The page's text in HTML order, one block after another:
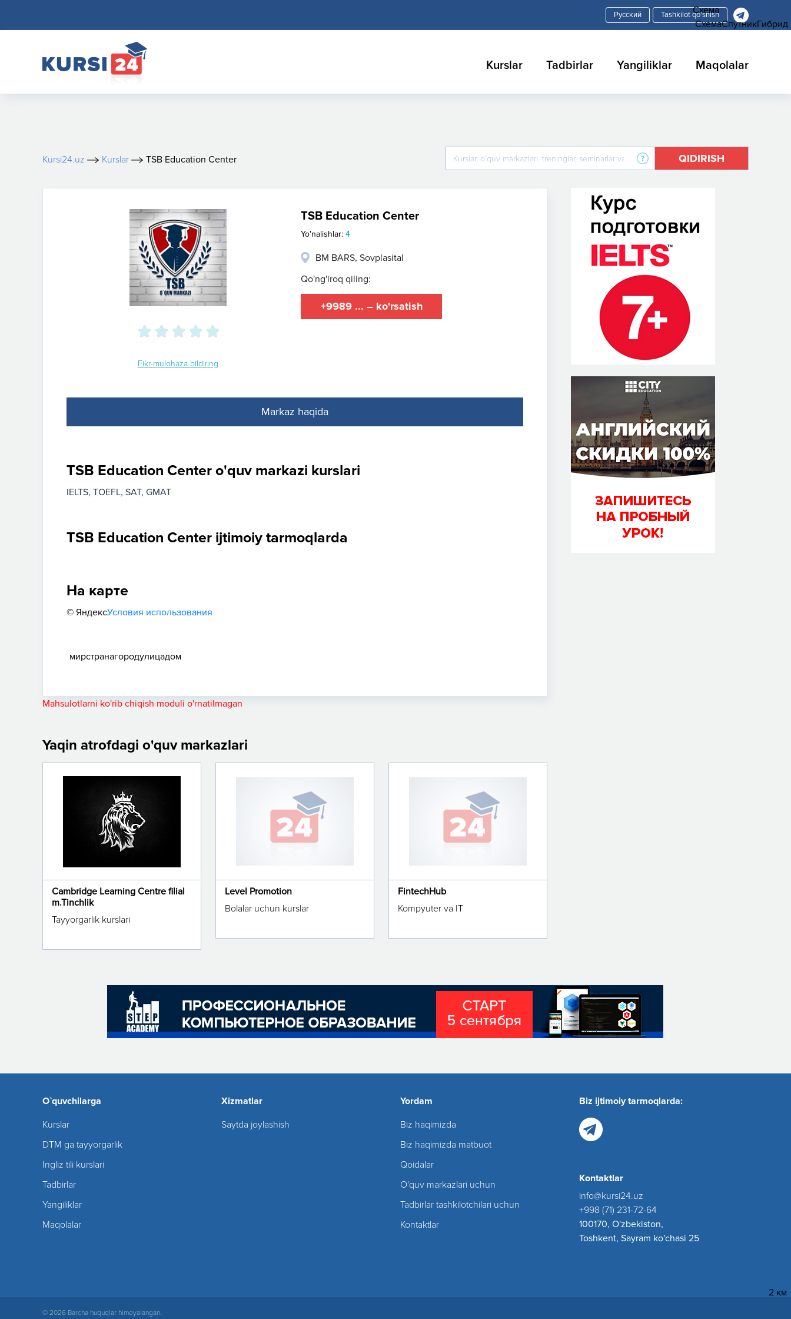
Tashkilot qo'shish
Kurslar Tadbirlar Yangiliklar Maqolalar
Kursi24.uz Kurslar TSB Education Center QIDIRISH
Fikr-mulohaza bildiring
TSB Education Center
Yo'nalishlar: 4
BM BARS, Sovplasital
Qo'ng'iroq qiling:
+9989 ... – ko'rsatish
Markaz haqida
TSB Education Center o'quv markazi kurslari
IELTS TOEFL SAT GMAT
TSB Education Center ijtimoiy tarmoqlarda
На карте
© ЯндексУсловия использования
Схема
СхемаСпутникГибрид
мирстранагородулицадом
2 км
Mahsulotlarni ko'rib chiqish moduli o'rnatilmagan
Yaqin atrofdagi o'quv markazlari
Cambridge Learning Centre filial
m.Tinchlik
Tayyorgarlik kurslari
Level Promotion
Bolalar uchun kurslar
FintechHub
Kompyuter va IT
O`quvchilarga
Kurslar
DTM ga tayyorgarlik
Ingliz tili kurslari
Tadbirlar
Yangiliklar
Maqolalar
Xizmatlar
Saytda joylashish
Yordam
Biz haqimizda
Biz haqimizda matbuot
Qoidalar
O'quv markazlari uchun
Tadbirlar tashkilotchilari uchun
Kontaktlar
Biz ijtimoiy tarmoqlarda:
Kontaktlar
info@kursi24.uz
+998 (71) 231-72-64
100170, O'zbekiston,
Toshkent, Sayram ko'chasi 25
© 2026 Barcha huquqlar himoyalangan.